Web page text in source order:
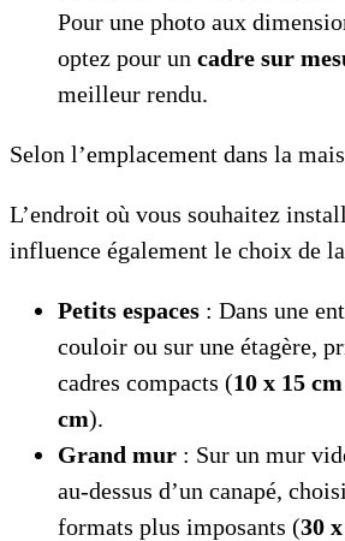
Pour une photo aux
optez pour un cadre sur
meilleur rendu.
Selon l’emplacement dans la
L’endroit où vous souhaitez
influence également le choix de
Petits espaces : Dans une
couloir ou sur une étagère,
cadres compacts (10 x 15
cm).
Grand mur : Sur un mur
au-dessus d’un canapé,
formats plus imposants (30